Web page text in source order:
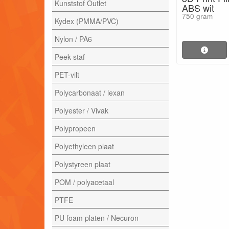
Kunststof Outlet
Kydex (PMMA/PVC)
Nylon / PA6
Peek staf
PET-vilt
Polycarbonaat / lexan
Polyester / Vivak
Polypropeen
Polyethyleen plaat
Polystyreen plaat
POM / polyacetaal
PTFE
PU foam platen / Necuron
ABS wit
750 gram